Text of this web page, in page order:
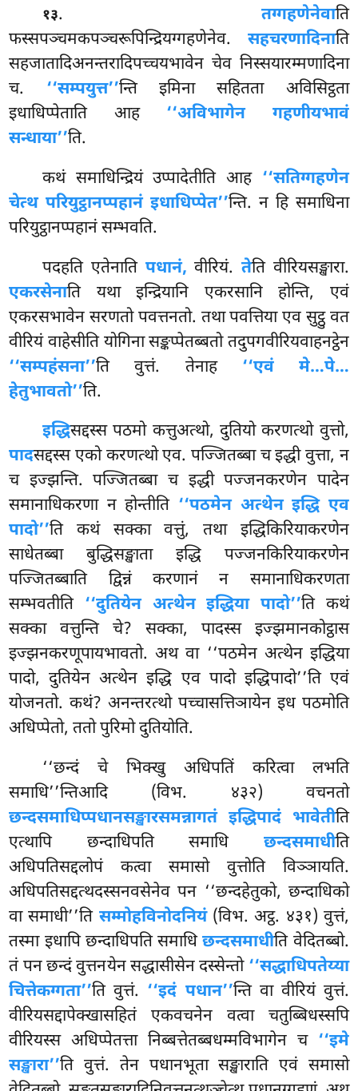
१३. तग्गहणेनेवाति
फस्सपञ्चमकपञ्चरूपिन्द्रियग्गहणेनेव. सहचरणादिनाति
सहजातादिअनन्तरादिपच्चयभावेन चेव निस्सयारम्मणादिना
च. ‘‘सम्पयुत्त’’न्ति इमिना सहितता अविसिट्ठता
इधाधिप्पेताति आह ‘‘अविभागेन गहणीयभावं
सन्धाया’’ति.
कथं समाधिन्द्रियं उप्पादेतीति आह ‘‘सतिग्गहणेन
चेत्थ परियुट्ठानप्पहानं इधाधिप्पेत’’न्ति. न हि समाधिना
परियुट्ठानप्पहानं सम्भवति.
पदहति एतेनाति पधानं, वीरियं.तेति वीरियसङ्खारा.
एकरसेनाति यथा इन्द्रियानि एकरसानि होन्ति, एवं
एकरसभावेन सरणतो पवत्तनतो. तथा पवत्तिया एव सुट्ठु वत
वीरियं वाहेसीति योगिना सङ्कप्पेतब्बतो तदुपगवीरियवाहनट्ठेन
‘‘सम्पहंसना’’ति वुत्तं. तेनाह ‘‘एवं मे…पे…
हेतुभावतो’’ति.
इद्धिसद्दस्सपठमो कत्तुअत्थो, दुतियो करणत्थो वुत्तो,
पादसद्दस्स एको करणत्थो एव. पज्जितब्बा च इद्धी वुत्ता, न
च इज्झन्ति. पज्जितब्बा च इद्धी पज्जनकरणेन पादेन
समानाधिकरणा न होन्तीति ‘‘पठमेन अत्थेन इद्धि एव
पादो’’ति कथं सक्का वत्तुं, तथा इद्धिकिरियाकरणेन
साधेतब्बा बुद्धिसङ्खाता इद्धि पज्जनकिरियाकरणेन
पज्जितब्बाति द्विन्नं करणानं न समानाधिकरणता
सम्भवतीति ‘‘दुतियेन अत्थेन इद्धिया पादो’’ति कथं
सक्का वत्तुन्ति चे? सक्का, पादस्स इज्झमानकोट्ठास
इज्झनकरणूपायभावतो. अथ वा ‘‘पठमेन अत्थेन इद्धिया
पादो, दुतियेन अत्थेन इद्धि एव पादो इद्धिपादो’’ति एवं
योजनतो. कथं? अनन्तरत्थो पच्चासत्तिञायेन इध पठमोति
अधिप्पेतो, ततो पुरिमो दुतियोति.
‘‘छन्दं चे भिक्खु अधिपतिं करित्वा लभति
समाधि’’न्तिआदि (विभ. ४३२) वचनतो
छन्दसमाधिप्पधानसङ्खारसमन्नागतं इद्धिपादं भावेतीति
एत्थापि छन्दाधिपति समाधि छन्दसमाधीति
अधिपतिसद्दलोपं कत्वा समासो वुत्तोति विञ्ञायति.
अधिपतिसद्दत्थदस्सनवसेनेव पन ‘‘छन्दहेतुको, छन्दाधिको
वा समाधी’’ति सम्मोहविनोदनियं(विभ. अट्ठ. ४३१) वुत्तं,
तस्मा इधापि छन्दाधिपति समाधिछन्दसमाधीति वेदितब्बो.
तं पन छन्दं वुत्तनयेन सद्धासीसेन दस्सेन्तो ‘‘सद्धाधिपतेय्या
चित्तेकग्गता’’ति वुत्तं. ‘‘इदं पधान’’न्ति वा वीरियं वुत्तं.
वीरियसद्दापेक्खासहितं एकवचनेन वत्वा चतुब्बिधस्सपि
वीरियस्स अधिप्पेतत्ता निब्बत्तेतब्बधम्मविभागेन च ‘‘इमे
सङ्खारा’’ति वुत्तं. तेन पधानभूता सङ्खाराति एवं समासो